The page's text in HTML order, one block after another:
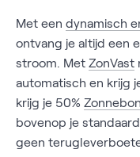
Met een dynamisch
ontvang je altijd een
stroom. Met ZonVast
automatisch en krijg
krijg je 50%
bovenop je
geen